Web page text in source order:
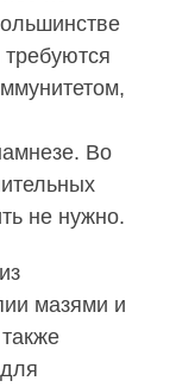
Во
не нужно.
мазями и